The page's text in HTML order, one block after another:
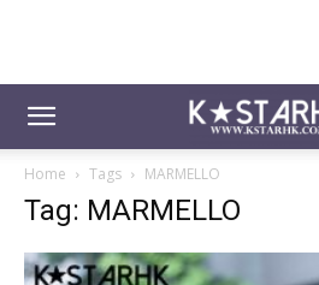
Home Tags MARMELLO
Tag: MARMELLO